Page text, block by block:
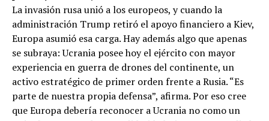
La invasión rusa unió a los europeos, y cuando la
administración Trump retiró el apoyo financiero a Kiev,
Europa asumió esa carga. Hay además algo que apenas
se subraya: Ucrania posee hoy el ejército con mayor
experiencia en guerra de drones del continente, un
activo estratégico de primer orden frente a Rusia. “Es
parte de nuestra propia defensa”, afirma. Por eso cree
que Europa debería reconocer a Ucrania no como un